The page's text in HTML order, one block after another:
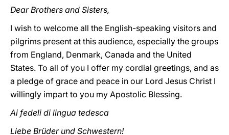
Dear Brothers and Sisters,
I wish to welcome all the English-speaking visitors and
pilgrims present at this audience, especially the groups
from England, Denmark, Canada and the United
States. To all of you I offer my cordial greetings, and as
a pledge of grace and peace in our Lord Jesus Christ I
willingly impart to you my Apostolic Blessing.
Ai fedeli di lingua tedesca
Liebe Brüder und Schwestern!